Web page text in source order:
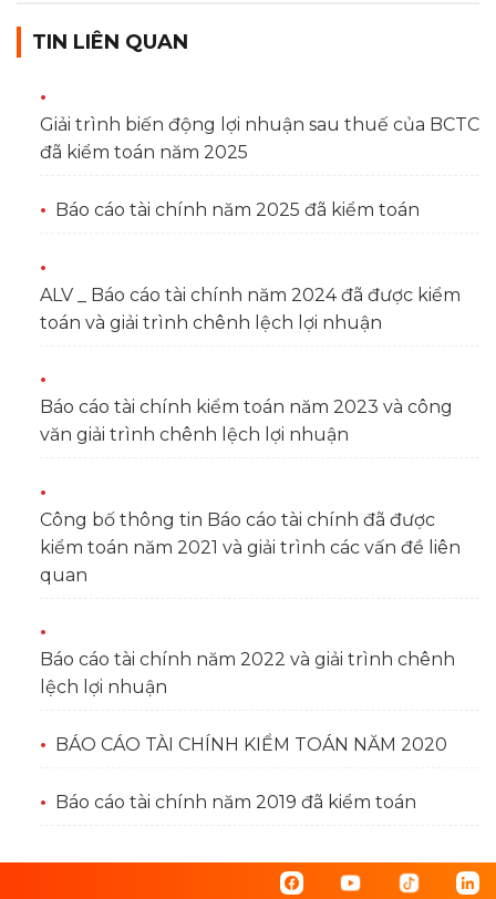
TIN LIÊN QUAN
Giải trình biến động lợi nhuận sau thuế của BCTC
đã kiểm toán năm 2025
Báo cáo tài chính năm 2025 đã kiểm toán
ALV _ Báo cáo tài chính năm 2024 đã được kiểm
toán và giải trình chênh lệch lợi nhuận
Báo cáo tài chính kiểm toán năm 2023 và công
văn giải trình chênh lệch lợi nhuận
Công bố thông tin Báo cáo tài chính đã được
kiểm toán năm 2021 và giải trình các vấn đề liên
quan
Báo cáo tài chính năm 2022 và giải trình chênh
lệch lợi nhuận
BÁO CÁO TÀI CHÍNH KIỂM TOÁN NĂM 2020
Báo cáo tài chính năm 2019 đã kiểm toán